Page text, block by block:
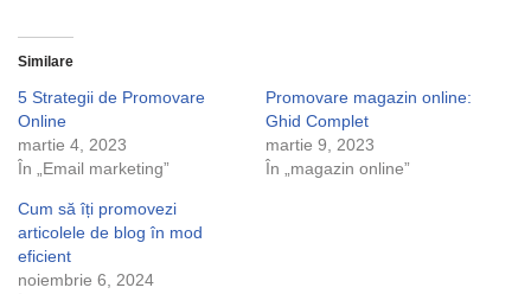
Similare
5 Strategii de Promovare
Online
martie 4, 2023
În „Email marketing”
Promovare magazin online:
Ghid Complet
martie 9, 2023
În „magazin online”
Cum să îți promovezi
articolele de blog în mod
eficient
noiembrie 6, 2024